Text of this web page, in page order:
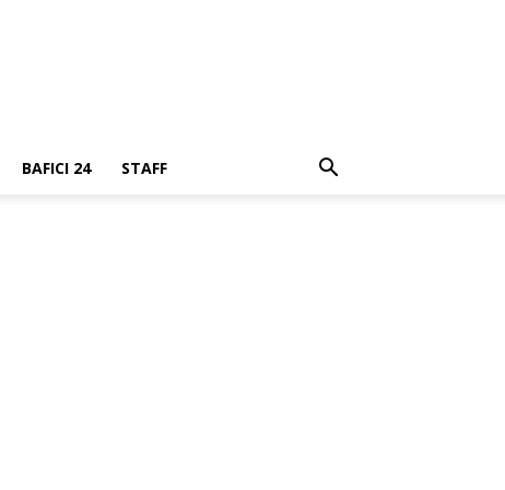
BAFICI 24 STAFF